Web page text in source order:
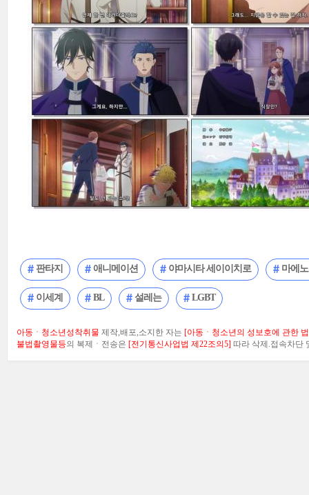
판타지 애니메이션 야마시타 세이이치로 마에
이세계 BL 설레는 LGBT
아동ㆍ청소년성착취물 제작,배포,소지한 자는 [아동ㆍ청소년의 성보호에 관한
불법촬영물등의 복제ㆍ전송은 [전기통신사업법 제22조의5] 따라 삭제.접속차단